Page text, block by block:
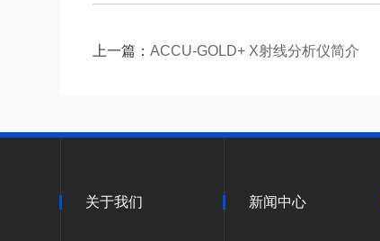
上一篇：ACCU-GOLD+ X射线分析仪简介
关于我们 新闻中心